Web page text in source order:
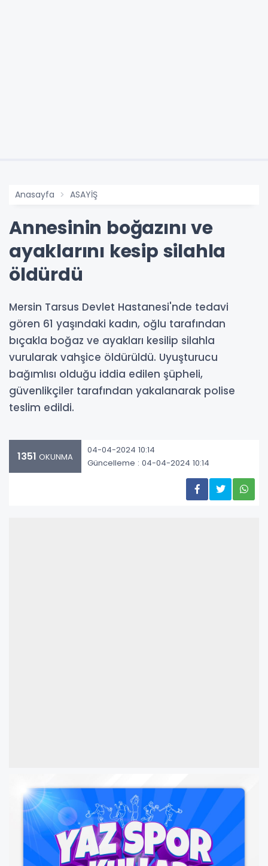
Anasayfa ASAYİŞ
Annesinin boğazını ve
ayaklarını kesip silahla
öldürdü
Mersin Tarsus Devlet Hastanesi'nde tedavi
gören 61 yaşındaki kadın, oğlu tarafından
bıçakla boğaz ve ayakları kesilip silahla
vurularak vahşice öldürüldü. Uyuşturucu
bağımlısı olduğu iddia edilen şüpheli,
güvenlikçiler tarafından yakalanarak polise
teslim edildi.
1351 OKUNMA
04-04-2024 10:14
Güncelleme : 04-04-2024 10:14